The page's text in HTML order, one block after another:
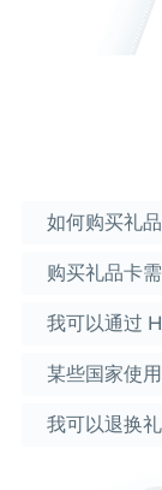
如何购买礼
购买礼品卡
我可以通过
某些国家使
我可以退换